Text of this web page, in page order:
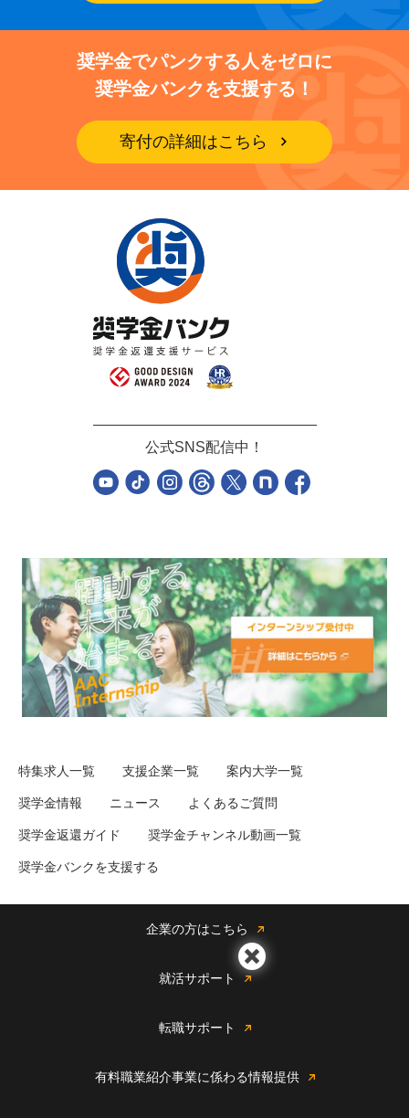
奨学金でパンクする人をゼロに
奨学金バンクを支援する！
寄付の詳細はこちら
公式SNS配信中！
特集求人一覧 支援企業一覧 案内大学一覧
奨学金情報 ニュース よくあるご質問
奨学金返還ガイド 奨学金チャンネル動画一覧
奨学金バンクを支援する
企業の方はこちら
就活サポート
転職サポート
有料職業紹介事業に係わる情報提供